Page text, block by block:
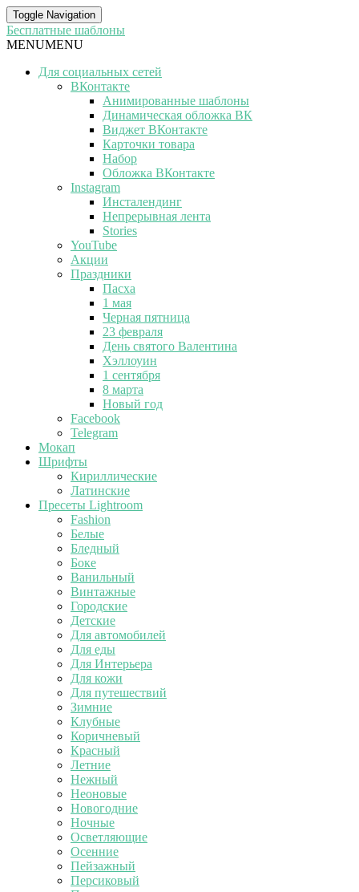
Toggle Navigation
Бесплатные шаблоны
MENUMENU
Для социальных сетей
ВКонтакте
Анимированные шаблоны
Динамическая обложка ВК
Виджет ВКонтакте
Карточки товара
Набор
Обложка ВКонтакте
Instagram
Инсталендинг
Непрерывная лента
Stories
YouTube
Акции
Праздники
Пасха
1 мая
Черная пятница
23 февраля
День святого Валентина
Хэллоуин
1 сентября
8 марта
Новый год
Facebook
Telegram
Мокап
Шрифты
Кириллические
Латинские
Пресеты Lightroom
Fashion
Белые
Бледный
Боке
Ванильный
Винтажные
Городские
Детские
Для автомобилей
Для еды
Для Интерьера
Для кожи
Для путешествий
Зимние
Клубные
Коричневый
Красный
Летние
Нежный
Неоновые
Новогодние
Ночные
Осветляющие
Осенние
Пейзажный
Персиковый